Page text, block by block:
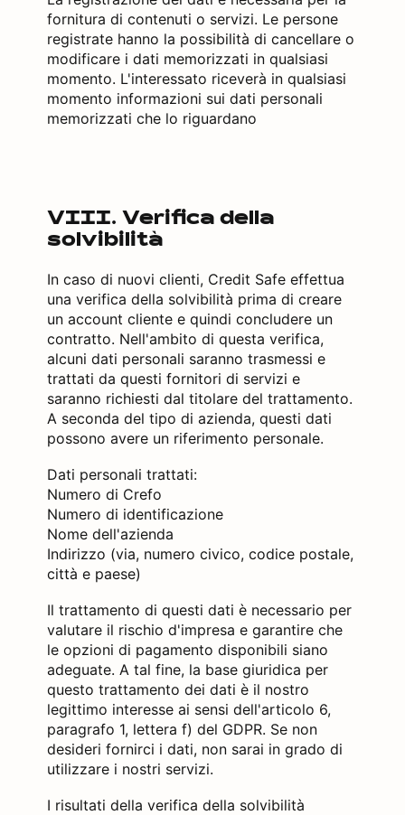
fornitura di contenuti o servizi. Le persone
registrate hanno la possibilità di cancellare o
modificare i dati memorizzati in qualsiasi
momento. L'interessato riceverà in qualsiasi
momento informazioni sui dati personali
memorizzati che lo riguardano
VIII. Verifica della
solvibilità
In caso di nuovi clienti, Credit Safe effettua
una verifica della solvibilità prima di creare
un account cliente e quindi concludere un
contratto. Nell'ambito di questa verifica,
alcuni dati personali saranno trasmessi e
trattati da questi fornitori di servizi e
saranno richiesti dal titolare del trattamento.
A seconda del tipo di azienda, questi dati
possono avere un riferimento personale.
Dati personali trattati:
Numero di Crefo
Numero di identificazione
Nome dell'azienda
Indirizzo (via, numero civico, codice postale,
città e paese)
Il trattamento di questi dati è necessario per
valutare il rischio d'impresa e garantire che
le opzioni di pagamento disponibili siano
adeguate. A tal fine, la base giuridica per
questo trattamento dei dati è il nostro
legittimo interesse ai sensi dell'articolo 6,
paragrafo 1, lettera f) del GDPR. Se non
desideri fornirci i dati, non sarai in grado di
utilizzare i nostri servizi.
I risultati della verifica della solvibilità